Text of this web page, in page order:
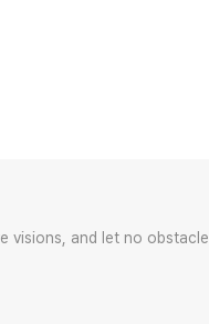
visions, and let no obstacle